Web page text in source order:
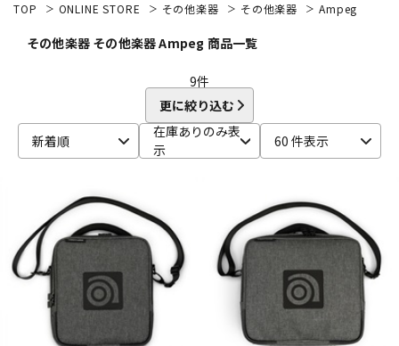
ドラム パーカッション
キーボード 電子ピアノ
TOP ONLINE STORE その他楽器 その他楽器 Ampeg
その他楽器 その他楽器 Ampeg 商品一覧
9件
更に絞り込む
新着順
在庫ありのみ表
示
60 件表示